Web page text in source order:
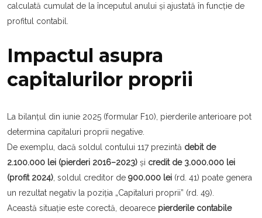
calculată cumulat de la începutul anului și ajustată în funcție de
profitul contabil.
Impactul asupra
capitalurilor proprii
La bilanțul din iunie 2025 (formular F10), pierderile anterioare pot
determina capitaluri proprii negative.
De exemplu, dacă soldul contului 117 prezintă debit de
2.100.000 lei (pierderi 2016–2023) și credit de 3.000.000 lei
(profit 2024), soldul creditor de 900.000 lei (rd. 41) poate genera
un rezultat negativ la poziția „Capitaluri proprii” (rd. 49).
Această situație este corectă, deoarece pierderile contabile